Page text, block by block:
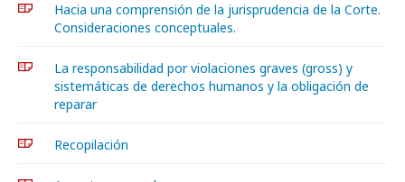
Hacia una comprensión de la jurisprudencia de la Corte.
Consideraciones conceptuales.
La responsabilidad por violaciones graves (gross) y
sistemáticas de derechos humanos y la obligación de
reparar
Recopilación